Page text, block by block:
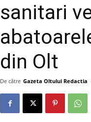
sanitari
din Olt
De către Gazeta Oltului Redactia